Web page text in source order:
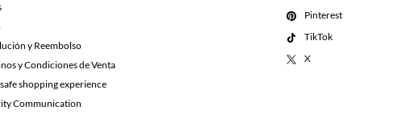
y Reembolso
y Condiciones de Venta
shopping experience
Communication
Pinterest
TikTok
X